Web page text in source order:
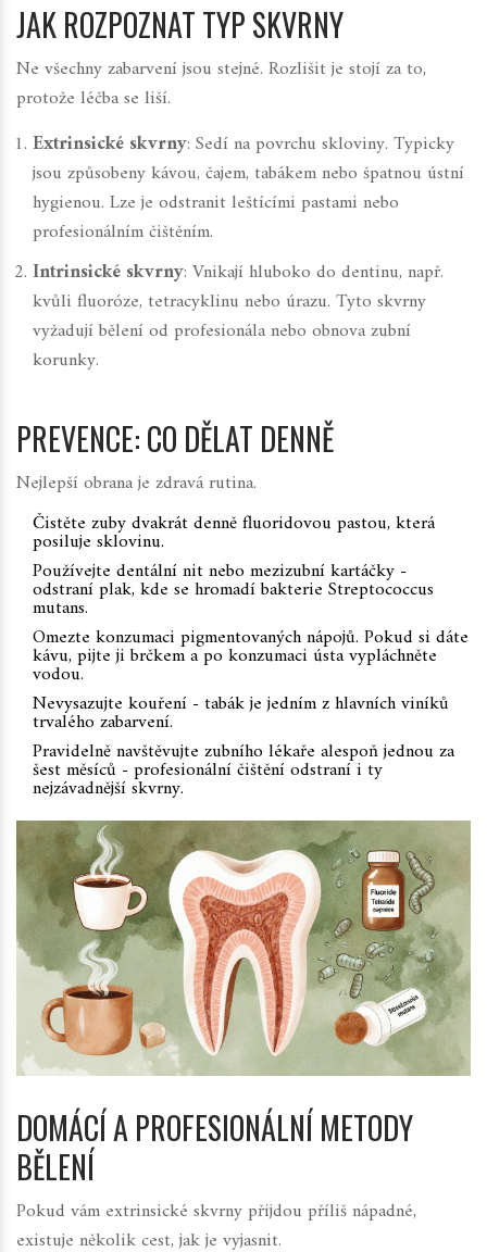
JAK ROZPOZNAT TYP SKVRNY
Ne všechny zabarvení jsou stejné. Rozlišit je stojí za to,
protože léčba se liší.
Extrinsické skvrny: Sedí na povrchu skloviny. Typicky
jsou způsobeny kávou, čajem, tabákem nebo špatnou ústní
hygienou. Lze je odstranit leštícími pastami nebo
profesionálním čištěním.
Intrinsické skvrny: Vnikají hluboko do dentinu, např.
kvůli fluoróze, tetracyklinu nebo úrazu. Tyto skvrny
vyžadují bělení od profesionála nebo obnova zubní
korunky.
PREVENCE: CO DĚLAT DENNĚ
Nejlepší obrana je zdravá rutina.
Čistěte zuby dvakrát denně fluoridovou pastou, která
posiluje sklovinu.
Používejte dentální nit nebo mezizubní kartáčky -
odstraní plak, kde se hromadí bakterie Streptococcus
mutans.
Omezte konzumaci pigmentovaných nápojů. Pokud si dáte
kávu, pijte ji brčkem a po konzumaci ústa vypláchněte
vodou.
Nevysazujte kouření - tabák je jedním z hlavních viníků
trvalého zabarvení.
Pravidelně navštěvujte zubního lékaře alespoň jednou za
šest měsíců - profesionální čištění odstraní i ty
nejzávadnější skvrny.
DOMÁCÍ A PROFESIONÁLNÍ METODY
BĚLENÍ
Pokud vám extrinsické skvrny přijdou příliš nápadné,
existuje několik cest, jak je vyjasnit.